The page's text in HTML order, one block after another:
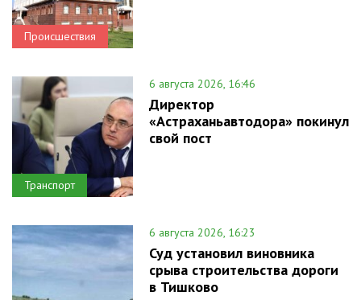
Происшествия
Транспорт
6 августа 2026, 16:46
Директор
«Астраханьавтодора» покинул
свой пост
6 августа 2026, 16:23
Суд установил виновника
срыва строительства дороги
в Тишково